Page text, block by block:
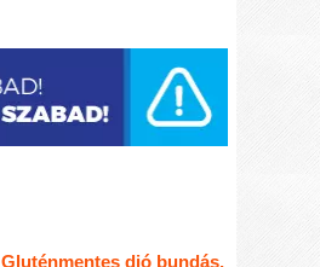
Gluténmentes dió bundás,